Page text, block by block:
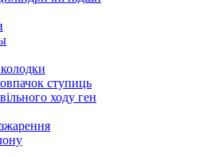
ступиць
ходу ген